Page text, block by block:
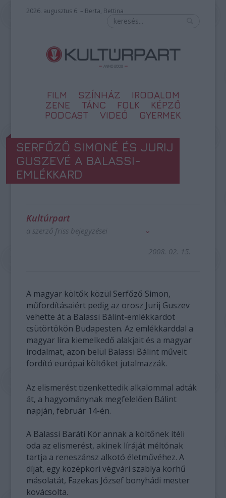
2026. augusztus 6. – Berta, Bettina
FILM SZÍNHÁZ
IRODALOM
ZENE
TÁNC FOLK
KÉPZŐ
PODCAST
VIDEÓ GYERMEK
SERFŐZŐ SIMONÉ ÉS JURIJ
GUSZEVÉ A BALASSI-
EMLÉKKARD
Kultúrpart
a szerző friss bejegyzései
2008. 02. 15.
A magyar költők közül Serfőző Simon,
műfordításaiért pedig az orosz Jurij Guszev
vehette át a Balassi Bálint-emlékkardot
csütörtökön Budapesten. Az emlékkarddal a
magyar líra kiemelkedő alakjait és a magyar
irodalmat, azon belül Balassi Bálint műveit
fordító európai költőket jutalmazzák.
Az elismerést tizenkettedik alkalommal adták
át, a hagyománynak megfelelően Bálint
napján, február 14-én.
A Balassi Baráti Kör annak a költőnek ítéli
oda az elismerést, akinek líráját méltónak
tartja a reneszánsz alkotó életművéhez. A
díjat, egy középkori végvári szablya korhű
másolatát, Fazekas József bonyhádi mester
kovácsolta.